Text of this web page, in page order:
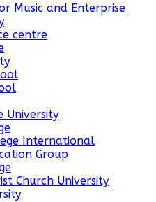
Music and Enterprise
centre
University
International
Group
Church University